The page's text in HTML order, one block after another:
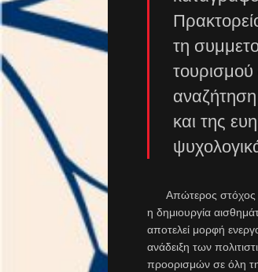
τη
και της
Απώτερος στόχος
η δημιουργία
αποτελεί μορφή
ανάδειξη των
προορισμών σε όλη